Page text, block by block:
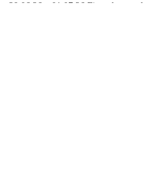
29.06.26 – 01.07.26 Fit und gesund